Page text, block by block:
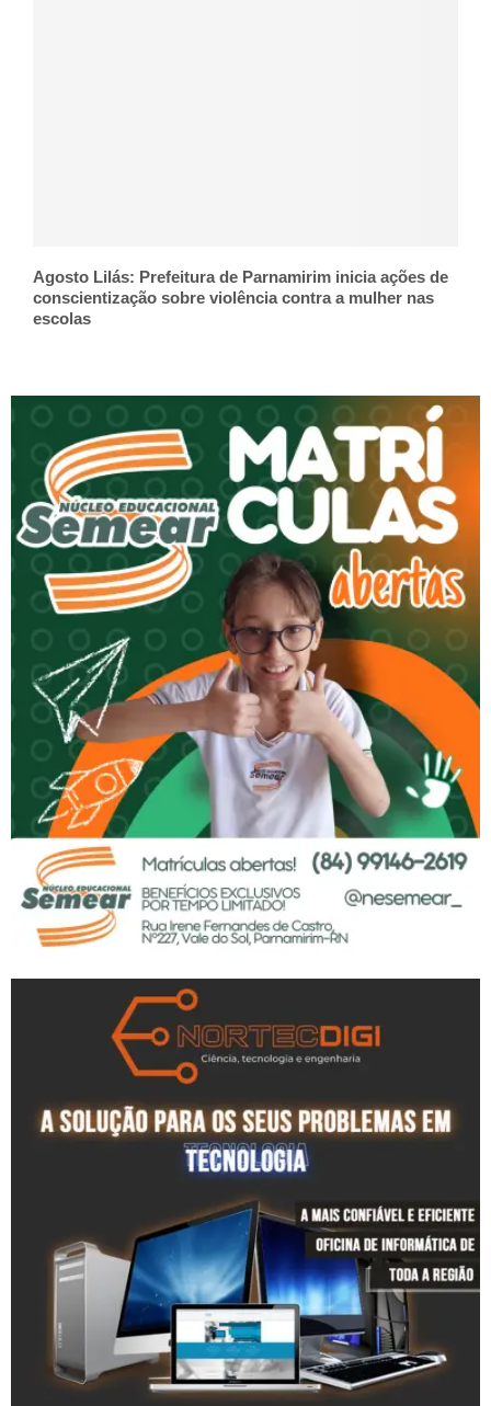
Agosto Lilás: Prefeitura de Parnamirim inicia ações de
conscientização sobre violência contra a mulher nas
escolas